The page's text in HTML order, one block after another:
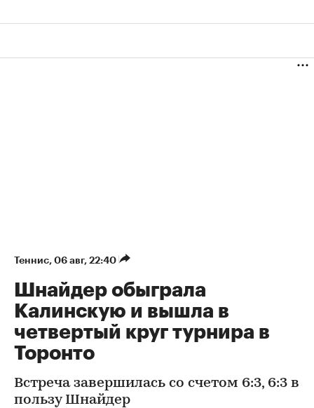
Теннис 06 авг, 22:40
Шнайдер обыграла
Калинскую и вышла в
четвертый круг турнира в
Торонто
Встреча завершилась со счетом 6:3, 6:3 в
пользу Шнайдер